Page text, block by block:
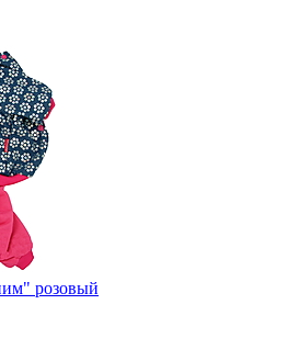
розовый